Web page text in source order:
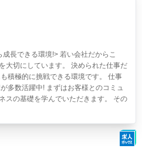
成長できる環境!> 若い会社だからこ
大切にしています。 決められた仕事だ
積極的に挑戦できる環境です。 仕事
多数活躍中! まずはお客様とのコミュ
スの基礎を学んでいただきます。 その